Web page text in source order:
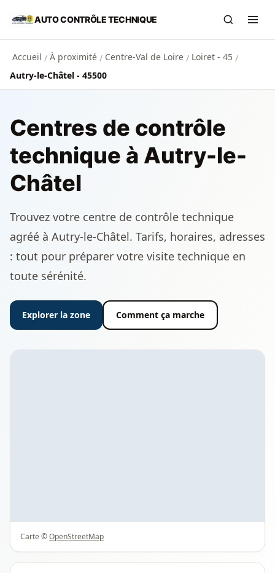
Aller au contenu principal
AUTO CONTRÔLE TECHNIQUE
Accueil / À proximité / Centre-Val de Loire / Loiret - 45 /
Autry-le-Châtel - 45500
Centres de contrôle
technique à Autry-le-
Châtel
Trouvez votre centre de contrôle technique
agréé à Autry-le-Châtel. Tarifs, horaires, adresses
: tout pour préparer votre visite technique en
toute sérénité.
Explorer la zone Comment ça marche
Carte ©OpenStreetMap